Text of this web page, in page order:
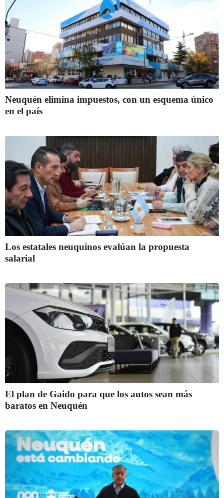
Neuquén elimina impuestos, con un esquema único
en el país
Los estatales neuquinos evalúan la propuesta
salarial
El plan de Gaido para que los autos sean más
baratos en Neuquén